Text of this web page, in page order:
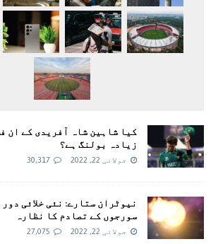
کیا شاہین شاہ آفریدی کے ان
زیادہ بولنگ ہے؟
جولائی 22, 2022 30,317
نیوٹران ستارے: نئی خلائی
سورجوں کے تصادم کا نظارہ
جولائی 22, 2022 27,075